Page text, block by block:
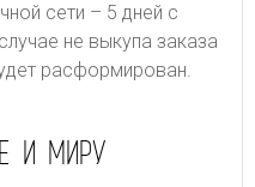
сети – 5 дней с
не выкупа заказа
расформирован.
И МИРУ